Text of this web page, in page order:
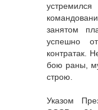
занятом
успешно
контратак.
бою раны,
строю.
Указом